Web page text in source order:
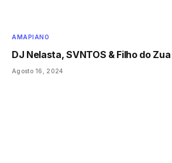
AMAPIANO
DJ Nelasta, SVNTOS & Filho do
Agosto 16, 2024